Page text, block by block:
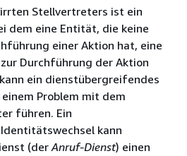
Stellvertreters ist ein
dem eine Entität, die keine
einer Aktion hat, eine
Durchführung der Aktion
ein dienstübergreifendes
Problem mit dem
führen. Ein
kann
(derAnruf-Dienst) einen